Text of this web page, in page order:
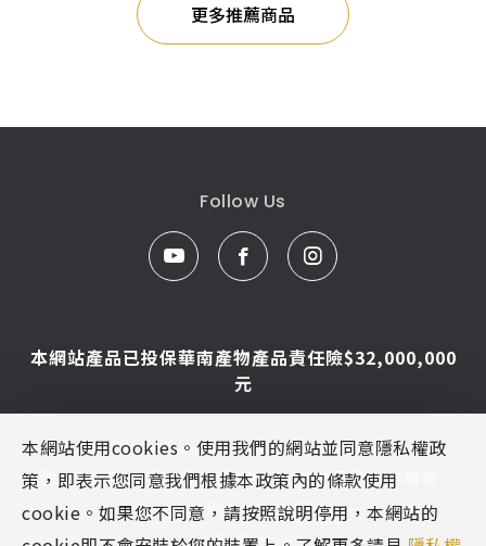
更多推薦商品
Follow Us
本網站產品已投保華南產物產品責任險$32,000,000
元
© Caesar Sanitar. All Rights Reserved.
圖片及文字為凱撒衛浴版權所有，未經同意不得轉載
Designed ByMINMAX 網頁設計
區域
本網站使用cookies。使用我們的網站並同意隱私權政
策，即表示您同意我們根據本政策內的條款使用
cookie。如果您不同意，請按照說明停用，本網站的